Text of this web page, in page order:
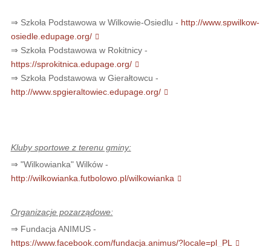
⇒ Szkoła Podstawowa w Wilkowie-Osiedlu - http://www.spwilkow-
osiedle.edupage.org/
⇒ Szkoła Podstawowa w Rokitnicy -
https://sprokitnica.edupage.org/
⇒ Szkoła Podstawowa w Gierałtowcu -
http://www.spgieraltowiec.edupage.org/
Kluby sportowe z terenu gminy:
⇒ "Wilkowianka" Wilków -
http://wilkowianka.futbolowo.pl/wilkowianka
Organizacje pozarządowe:
⇒ Fundacja ANIMUS -
https://www.facebook.com/fundacja.animus/?locale=pl_PL